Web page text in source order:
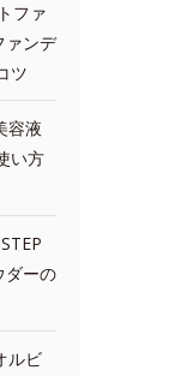
ファ
ァンデ
ツ
容液
い方
ダーの
ルビ